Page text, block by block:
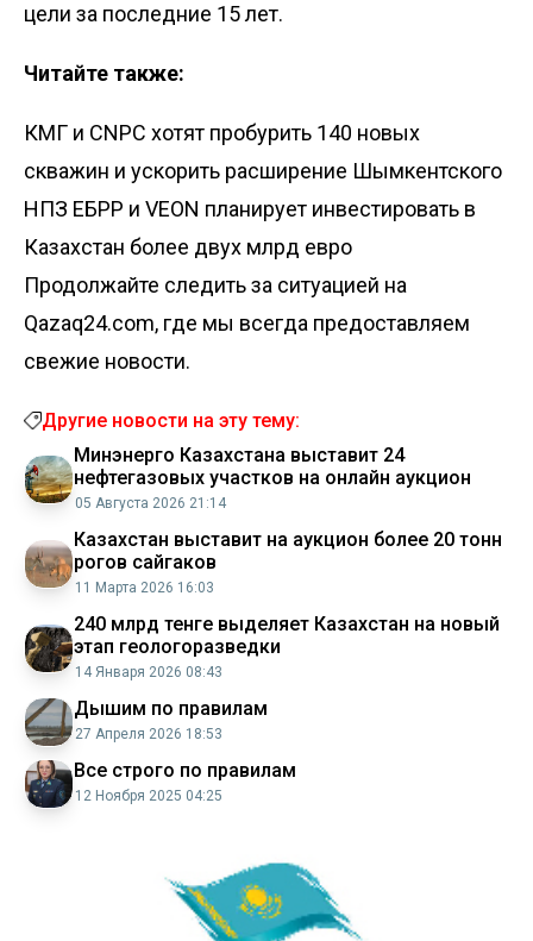
цели за последние 15 лет.
Читайте также:
КМГ и CNPC хотят пробурить 140 новых
скважин и ускорить расширение Шымкентского
НПЗ ЕБРР и VEON планирует инвестировать в
Казахстан более двух млрд евро
Продолжайте следить за ситуацией на
Qazaq24.com, где мы всегда предоставляем
свежие новости.
Другие новости на эту тему:
Минэнерго Казахстана выставит 24
нефтегазовых участков на онлайн аукцион
05 Августа 2026 21:14
Казахстан выставит на аукцион более 20 тонн
рогов сайгаков
11 Марта 2026 16:03
240 млрд тенге выделяет Казахстан на новый
этап геологоразведки
14 Января 2026 08:43
Дышим по правилам
27 Апреля 2026 18:53
Все строго по правилам
12 Ноября 2025 04:25